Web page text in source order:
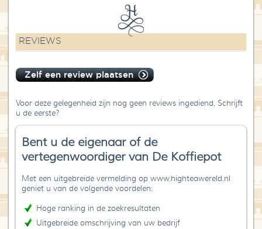
REVIEWS
Zelf een review plaatsen
Voor deze gelegenheid zijn nog geen reviews ingediend. Schrijft
u de eerste?
Bent u de eigenaar of de
vertegenwoordiger van De Koffiepot
Met een uitgebreide vermelding op www.highteawereld.nl
geniet u van de volgende voordelen:
Hoge ranking in de zoekresultaten
Uitgebreide omschrijving van uw bedrijf